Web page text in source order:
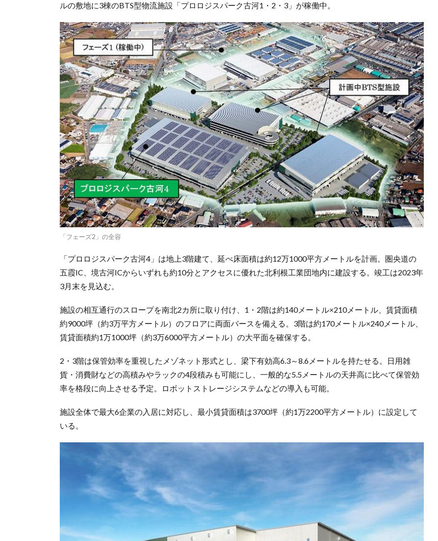
ルの敷地に3棟のBTS型物流施設「プロロジスパーク古河1・2・3」が稼働中。
「フェーズ2」の全容
「プロロジスパーク古河4」は地上3階建て、延べ床面積は約12万1000平方メートルを計画。圏央道の
五霞IC、境古河ICからいずれも約10分とアクセスに優れた北利根工業団地内に建設する。竣工は2023年
3月末を見込む。
施設の相互通行のスロープを南北2カ所に取り付け、1・2階は約140メートル×210メートル、賃貸面積
約9000坪（約3万平方メートル）のフロアに両面バースを備える。3階は約170メートル×240メートル、
賃貸面積約1万1000坪（約3万6000平方メートル）の大平面を確保する。
2・3階は保管効率を重視したメゾネット形式とし、梁下有効高6.3～8.6メートルを持たせる。日用雑
貨・消費財などの高積みやラックの4段積みも可能にし、一般的な5.5メートルの天井高に比べて保管効
率を格段に向上させる予定。ロボットストレージシステムなどの導入も可能。
施設全体で最大6企業の入居に対応し、最小賃貸面積は3700坪（約1万2200平方メートル）に設定して
いる。